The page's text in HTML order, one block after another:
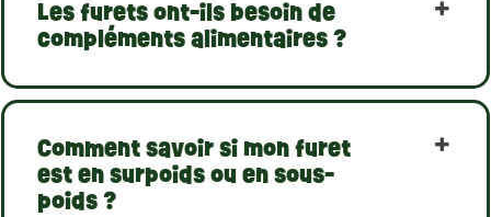
Les furets ont-ils besoin de
compléments alimentaires ?
Comment savoir si mon furet
est en surpoids ou en sous-
poids ?